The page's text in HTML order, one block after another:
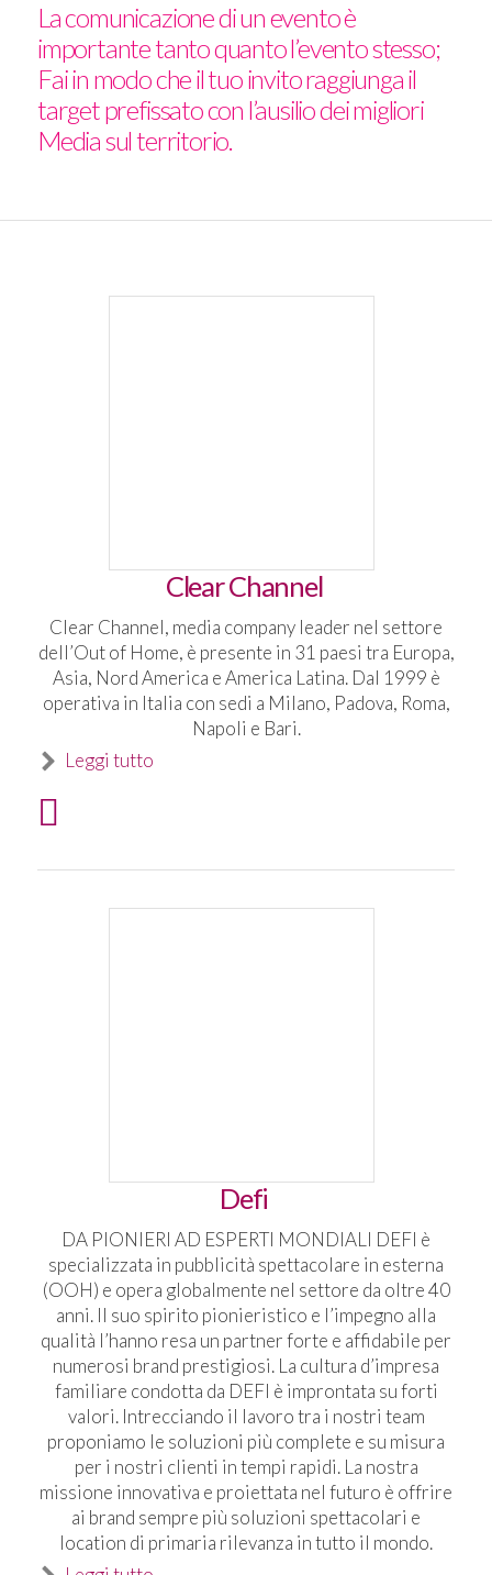
La comunicazione di un evento è
importante tanto quanto l’evento stesso;
Fai in modo che il tuo invito raggiunga il
target prefissato con l’ausilio dei migliori
Media sul territorio.
Clear Channel
Clear Channel, media company leader nel settore
dell’Out of Home, è presente in 31 paesi tra Europa,
Asia, Nord America e America Latina. Dal 1999 è
operativa in Italia con sedi a Milano, Padova, Roma,
Napoli e Bari.
Leggi tutto
Defi
DA PIONIERI AD ESPERTI MONDIALI DEFI è
specializzata in pubblicità spettacolare in esterna
(OOH) e opera globalmente nel settore da oltre 40
anni. Il suo spirito pionieristico e l’impegno alla
qualità l’hanno resa un partner forte e affidabile per
numerosi brand prestigiosi. La cultura d’impresa
familiare condotta da DEFI è improntata su forti
valori. Intrecciando il lavoro tra i nostri team
proponiamo le soluzioni più complete e su misura
per i nostri clienti in tempi rapidi. La nostra
missione innovativa e proiettata nel futuro è offrire
ai brand sempre più soluzioni spettacolari e
location di primaria rilevanza in tutto il mondo.